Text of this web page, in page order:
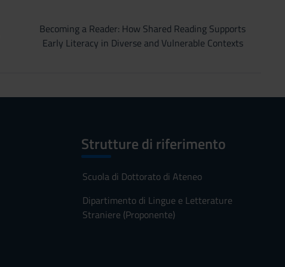
Becoming a Reader: How Shared Reading Supports
Early Literacy in Diverse and Vulnerable Contexts
Strutture di riferimento
Scuola di Dottorato di Ateneo
Dipartimento di Lingue e Letterature
Straniere (Proponente)